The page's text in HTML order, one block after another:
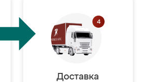
Доставка